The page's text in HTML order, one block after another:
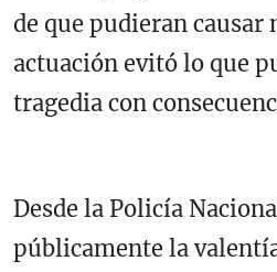
de que pudieran causar
actuación evitó lo que
tragedia con
Desde la Policía
públicamente la